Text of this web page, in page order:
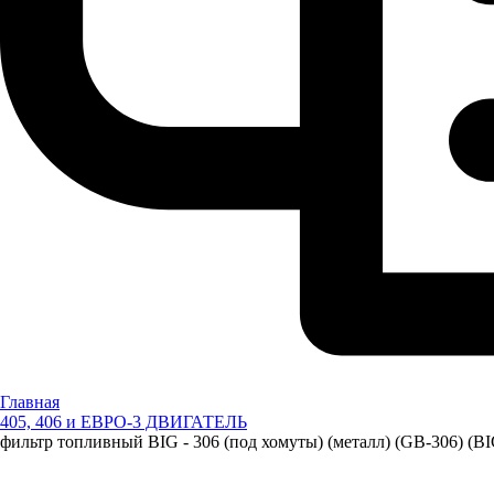
Главная
405, 406 и ЕВРО-3 ДВИГАТЕЛЬ
фильтр топливный BIG - 306 (под хомуты) (металл) (GB-306)